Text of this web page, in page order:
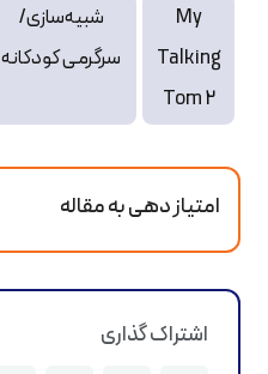
My
Talking
Tom 2
شبیه‌سازی/
سرگرمی کودکانه
امتیاز دهی به مقاله
اشتراک گذاری